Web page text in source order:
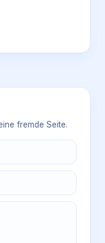
fremde Seite.